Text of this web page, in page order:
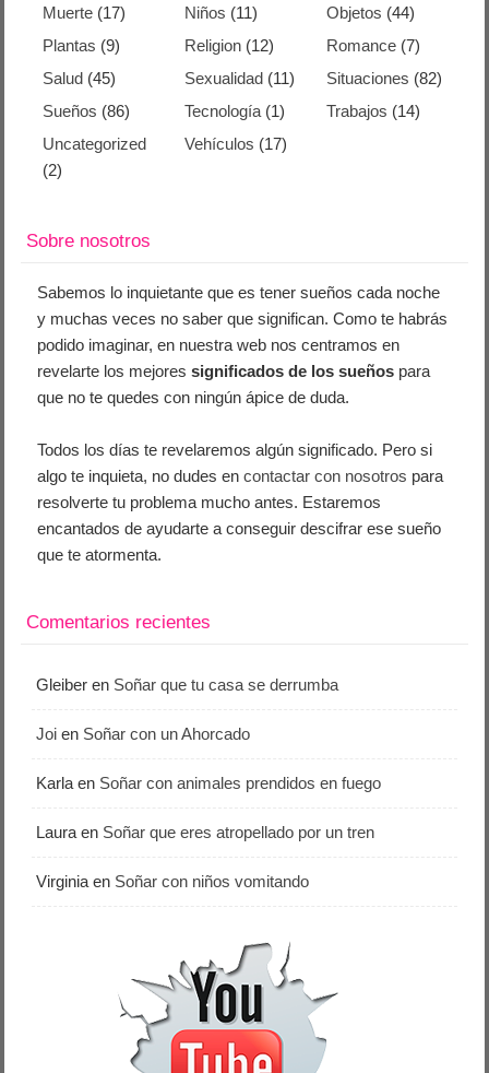
Muerte (17) Niños (11) Objetos (44)
Plantas (9) Religion (12) Romance(7)
Salud (45) Sexualidad (11) Situaciones (82)
Sueños (86) Tecnología (1) Trabajos (14)
Uncategorized
(2)
Vehículos (17)
Sobre nosotros
Sabemos lo inquietante que es tener sueños cada noche
y muchas veces no saber que significan. Como te habrás
podido imaginar, en nuestra web nos centramos en
revelarte los mejoressignificados de los sueños para
que no te quedes con ningún ápice de duda.
Todos los días te revelaremos algún significado. Pero si
algo te inquieta, no dudes encontactar con nosotros para
resolverte tu problema mucho antes. Estaremos
encantados de ayudarte a conseguir descifrar ese sueño
que te atormenta.
Comentarios recientes
Gleiber en Soñar que tu casa se derrumba
Joi en Soñar con un Ahorcado
Karla en Soñar con animales prendidos en fuego
Laura en Soñar que eres atropellado por un tren
Virginia en Soñar con niños vomitando